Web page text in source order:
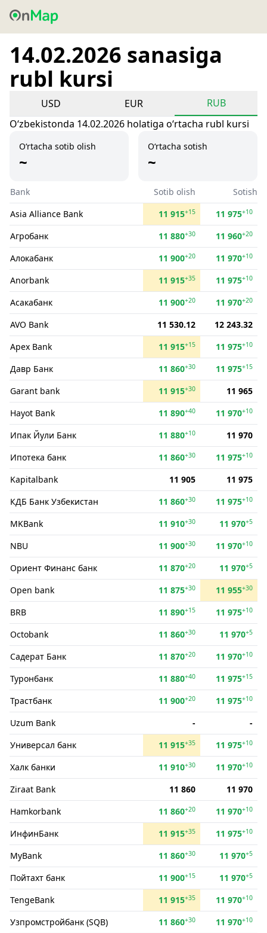
14.02.2026 sanasiga
rubl kursi
USD EUR
RUB
Oʻzbekistonda 14.02.2026 holatiga oʻrtacha rubl kursi
O‘rtacha sotib olish
~
O‘rtacha sotish
~
Bank Sotib olish
Sotish
Asia Alliance Bank
11 915+15 11 975+10
Агробанк 11 880+30 11 960+20
Алокабанк 11 900+20 11 970+10
Anorbank 11 915+35 11 975+10
Асакабанк 11 900+20 11 970+20
AVO Bank 11 530.12
12 243.32
Apex Bank
11 915+15 11 975+10
Давр Банк 11 860+30 11 975+15
Garant bank 11 915+30
11 965
Hayot Bank
11 890+40 11 970+10
Ипак Йули Банк 11 880+10
11 970
Ипотека банк
11 860+30 11 975+10
Kapitalbank 11 905
11 975
КДБ Банк Узбекистан
11 860+30 11 975+10
MKBank 11 910+30 11 970+5
NBU 11 900+30 11 970+10
Ориент Финанс банк 11 870+20 11 970+5
Open bank 11 875+30 11 955+30
BRB 11 890+15 11 975+10
Octobank 11 860+30 11 970+5
Садерат Банк 11 870+20 11 970+10
Туронбанк 11 880+40 11 975+15
Трастбанк 11 900+20 11 975+10
Uzum Bank -
-
Универсал банк
11 915+35 11 975+10
Халк банки 11 910+30 11 970+10
Ziraat Bank 11 860
11 970
Hamkorbank
11 860+20 11 970+10
ИнфинБанк 11 915+35 11 975+10
MyBank 11 860+30 11 970+5
Пойтахт банк 11 900+15 11 970+5
TengeBank 11 915+35 11 970+10
Узпромстройбанк (SQB) 11 860+30 11 970+10